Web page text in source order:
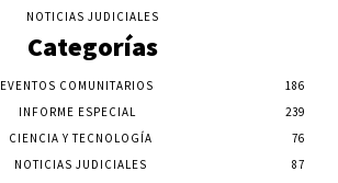
NOTICIAS JUDICIALES
Categorías
EVENTOS COMUNITARIOS
186
INFORME ESPECIAL
239
CIENCIA Y TECNOLOGÍA
76
NOTICIAS JUDICIALES
87